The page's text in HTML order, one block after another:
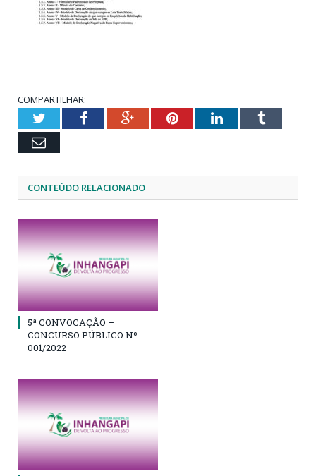
COMPARTILHAR:
TwitterFacebookGoogle+PinterestLinkedInTumblr
Email
CONTEÚDO RELACIONADO
5ª CONVOCAÇÃO –
CONCURSO PÚBLICO Nº
001/2022